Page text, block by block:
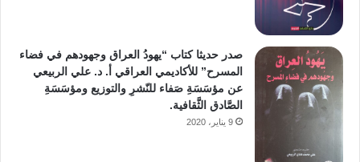
صدر حديثا كتاب “يهودُ العراق وجهودهم في فضاء
المسرح” للأكاديمي العراقي أ. د. علي الربيعي
عن مؤسَسَةِ صَفاء للنّشرِ والتوزيع ومؤسَسَةِ
الصَّادق الثَّقافية.
9 يناير، 2020